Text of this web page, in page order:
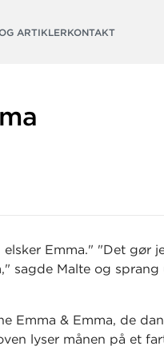
ARTIKLERKONTAKT
Emma." "Det gør
sagde Malte og sprang
Emma & Emma, de
lyser månen på et